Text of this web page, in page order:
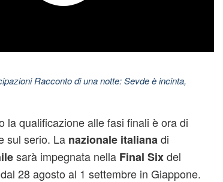
Racconto di una notte: Sevde è incinta,
la qualificazione alle fasi finali è ora di
sul serio. La nazionale italianadi
sarà impegnata nella Final Sixdel
28 agosto al 1 settembre in Giappone.